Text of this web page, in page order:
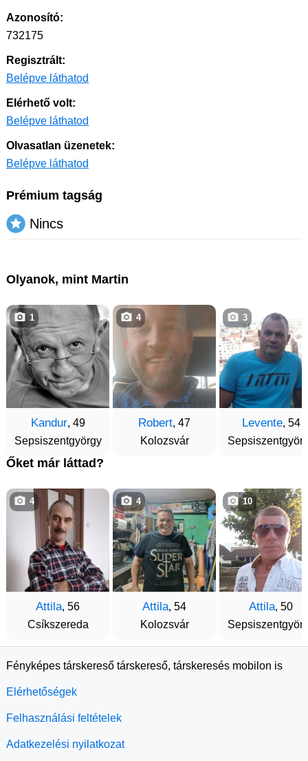
Azonosító:
732175
Regisztrált:
Belépve láthatod
Elérhető volt:
Belépve láthatod
Olvasatlan üzenetek:
Belépve láthatod
Prémium tagság
Nincs
Olyanok, mint Martin
Kandur, 49
Sepsiszentgyörgy
1
Robert, 47
Kolozsvár
4
Levente, 54
3
Őket már láttad?
Attila, 56
Csíkszereda
4
Attila, 54
Kolozsvár
4
Attila, 50
10
Fényképes társkereső társkereső, társkeresés mobilon is
Elérhetőségek
Felhasználási feltételek
Adatkezelési nyilatkozat